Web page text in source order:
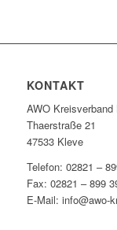
KONTAKT
AWO Kreisverband
Thaerstraße 21
47533 Kleve
Telefon: 02821 –
Fax: 02821 – 899
E-Mail: info@awo-